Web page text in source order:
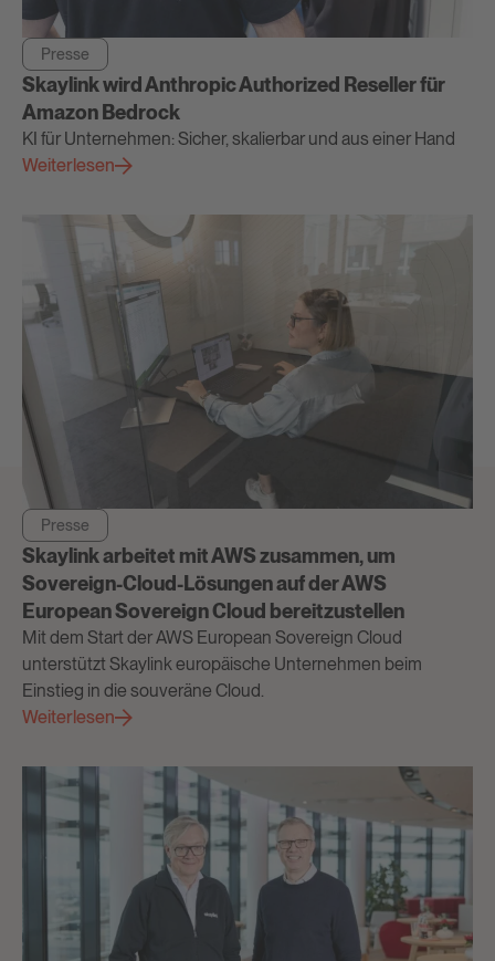
Presse
Skaylink wird Anthropic Authorized Reseller für
Amazon Bedrock
KI für Unternehmen: Sicher, skalierbar und aus einer Hand
Weiterlesen
Presse
Skaylink arbeitet mit AWS zusammen, um
Sovereign-Cloud-Lösungen auf der AWS
European Sovereign Cloud bereitzustellen
Mit dem Start der AWS European Sovereign Cloud
unterstützt Skaylink europäische Unternehmen beim
Einstieg in die souveräne Cloud.
Weiterlesen